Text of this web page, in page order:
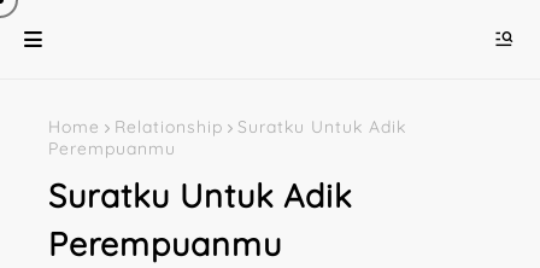
Home Relationship
Suratku Untuk Adik
Perempuanmu
Suratku Untuk Adik
Perempuanmu